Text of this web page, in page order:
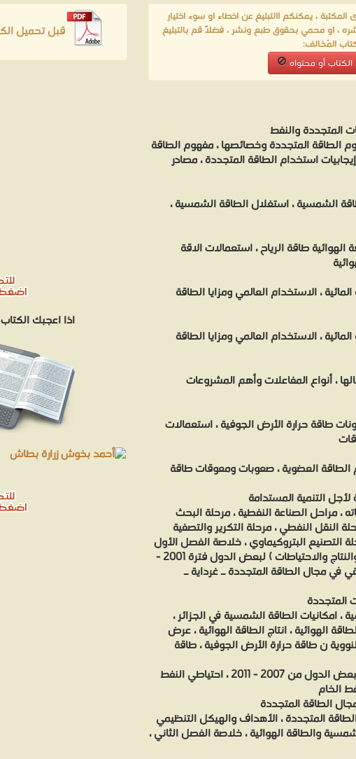
، يمكنكم االتبليغ عن اخطاء او سوء اختيار
، او محمي بحقوق طبع ونشر ، فضلاً قم بالتبليغ
المُخالف:
أو محتواه
المتجددة والنفط
الطاقة المتجددة وخصائصها ، مفهوم الطاقة
استخدام الطاقة المتجددة ، مصادر
الشمسية ، استغلال الطاقة الشمسية ،
طاقة الرياح ، استعمالات الاقة
، الاستخدام العالمي ومزايا الطاقة
، الاستخدام العالمي ومزايا الطاقة
، أنواع المفاعلات وأهم المشروعات
طاقة حرارة الأرض الجوفية ، استعمالات
الطاقة العضوية ، صعوبات ومعوقات طاقة
التنمية المستدامة
، مراحل الصناعة النفطية ، مرحلة البحث
النقل النفطي ، مرحلة التكرير والتصفية
التصنيع البتروكيماوي ، خلاصة الفصل الأول
الفصل الثاني : احصائيات ( الاستهلاك والنتاج والاحتياطات ) لبعض الدول فترة 2001 -
المتجددة
، امكانيات الطاقة الشمسية في الجزائر ،
الهوائية ، انتاج الطاقة الهوائية ، عرض
ن طاقة حرارة الأرض الجوفية ، طاقة
احتاكي وانتاج واستهلاك النفط الخام لبعض الدول من 2007 - 2011 ، احتياطي النفط
الخام
الطاقة المتجددة
المتجددة ، الأهداف والهيكل التنظيمي
والطاقة الهوائية ، خلاصة الفصل الثاني ،
قبل تحميل
اذا اعجبك